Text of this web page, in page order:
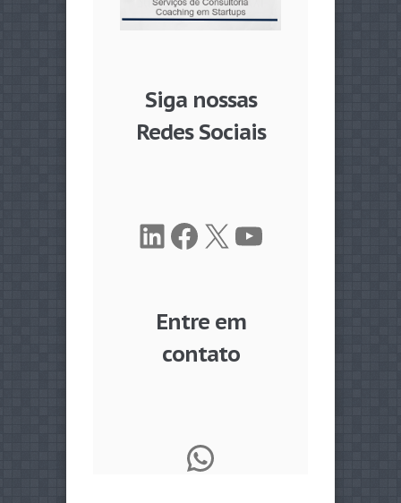
Siga nossas
Redes Sociais
LinkedIn
Facebook
X Youtube
Entre em
contato
WhatsApp